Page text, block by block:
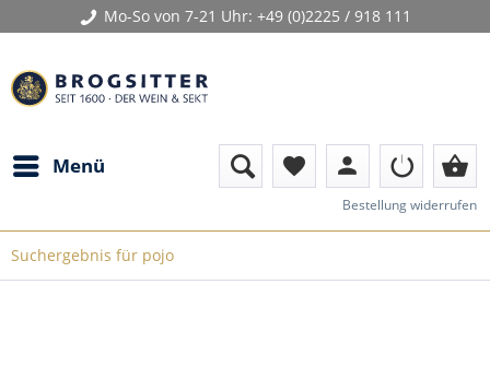
Mo-So von 7-21 Uhr: +49 (0)2225 / 918 111
Menü favorite person shopping_basket
Bestellung widerrufen
Suchergebnis für pojo